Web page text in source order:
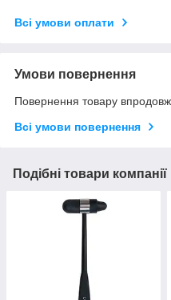
Всі умови оплати
Умови повернення
Повернення товару
Всі умови повернення
Подібні товари компанії